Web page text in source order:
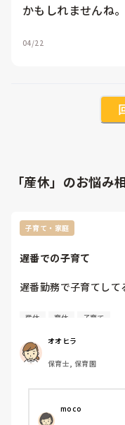
04/22
「産休」のお悩み
子育て・家庭
遅番での子育て
遅番勤務で子育てして
現在妊娠中です。遅番
れる部分もありまし
休を取れることになり
現在と同じ枠での復
す。18時半前後に終
産休 育休 子育て
オオヒラ
保育士, 保育園
moco